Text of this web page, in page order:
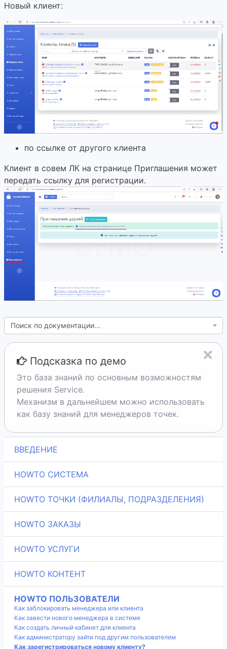
Новый клиент:
по ссылке от другого клиента
Клиент в совем ЛК на странице Приглашения может
передать ссылку для регистрации.
Поиск по документации...
Подсказка по демо
Это база знаний по основным возможностям
решения Service.
Механизм в дальнейшем можно использовать
как базу знаний для менеджеров точек.
ВВЕДЕНИЕ
HOWTO СИСТЕМА
HOWTO ТОЧКИ (ФИЛИАЛЫ, ПОДРАЗДЕЛЕНИЯ)
HOWTO ЗАКАЗЫ
HOWTO УСЛУГИ
HOWTO КОНТЕНТ
HOWTO ПОЛЬЗОВАТЕЛИ
Как заблокировать менеджера или клиента
Как завести нового менеджера в системе
Как создать личный кабинет для клиента
Как администратору зайти под другим пользователем
Как зарегистрироваться новому клиенту?